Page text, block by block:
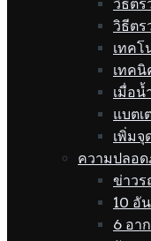
วิธีตร
วิธีตร
เทค
เทคนิ
เมื่อน้
แบตเ
เพิ่ม
ความปลอด
ข่าวร
10 อั
6 อา